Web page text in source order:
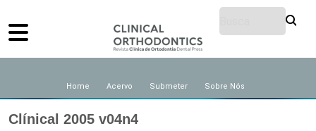
Home Acervo Submeter Sobre Nós
Clínical 2005 v04n4